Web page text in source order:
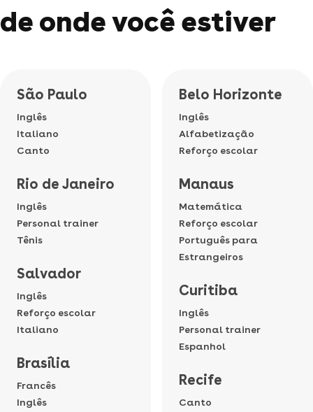
de onde você estiver
São Paulo
Inglês
Italiano
Canto
Rio de Janeiro
Inglês
Personal trainer
Tênis
Salvador
Inglês
Reforço escolar
Italiano
Brasília
Francês
Inglês
Belo Horizonte
Inglês
Alfabetização
Reforço escolar
Manaus
Matemática
Reforço escolar
Português para
Estrangeiros
Curitiba
Inglês
Personal trainer
Espanhol
Recife
Canto